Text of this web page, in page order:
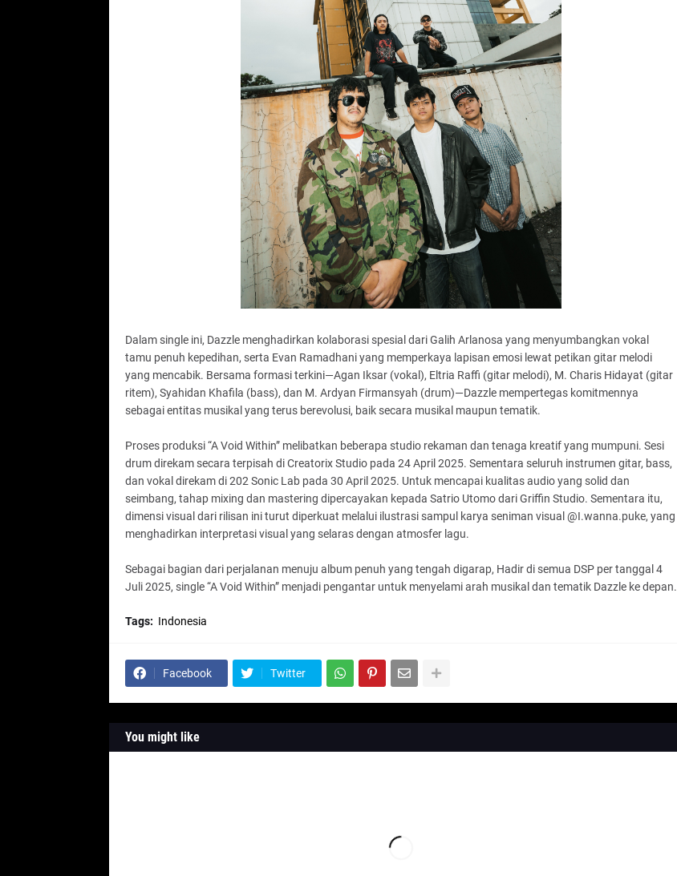
Dalam single ini, Dazzle menghadirkan kolaborasi spesial dari Galih Arlanosa yang menyumbangkan vokal
tamu penuh kepedihan, serta Evan Ramadhani yang memperkaya lapisan emosi lewat petikan gitar melodi
yang mencabik. Bersama formasi terkini—Agan Iksar (vokal), Eltria Raffi (gitar melodi), M. Charis Hidayat (gitar
ritem), Syahidan Khafila (bass), dan M. Ardyan Firmansyah (drum)—Dazzle mempertegas komitmennya
sebagai entitas musikal yang terus berevolusi, baik secara musikal maupun tematik.
Proses produksi “A Void Within” melibatkan beberapa studio rekaman dan tenaga kreatif yang mumpuni. Sesi
drum direkam secara terpisah di Creatorix Studio pada 24 April 2025. Sementara seluruh instrumen gitar, bass,
dan vokal direkam di 202 Sonic Lab pada 30 April 2025. Untuk mencapai kualitas audio yang solid dan
seimbang, tahap mixing dan mastering dipercayakan kepada Satrio Utomo dari Griffin Studio. Sementara itu,
dimensi visual dari rilisan ini turut diperkuat melalui ilustrasi sampul karya seniman visual @I.wanna.puke, yang
menghadirkan interpretasi visual yang selaras dengan atmosfer lagu.
Sebagai bagian dari perjalanan menuju album penuh yang tengah digarap, Hadir di semua DSP per tanggal 4
Juli 2025, single “A Void Within” menjadi pengantar untuk menyelami arah musikal dan tematik Dazzle ke depan.
Tags: Indonesia
Facebook Twitter
You might like